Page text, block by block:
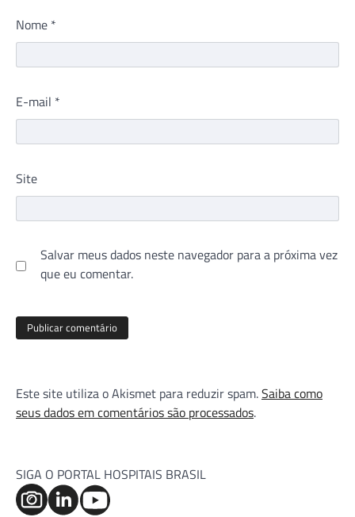
Nome *
E-mail *
Site
Salvar meus dados neste navegador para a próxima vez
que eu comentar.
Este site utiliza o Akismet para reduzir spam.Saiba como
seus dados em comentários são processados.
SIGA O PORTAL HOSPITAIS BRASIL